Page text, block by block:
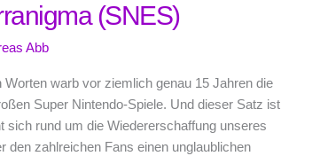
(SNES)
Abb
warb vor ziemlich genau 15 Jahren die
Super Nintendo-Spiele. Und dieser Satz ist
sich rund um die Wiedererschaffung unseres
den zahlreichen Fans einen unglaublichen